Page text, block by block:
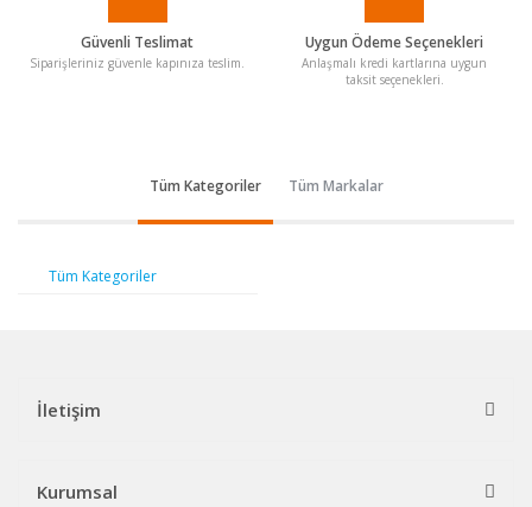
Güvenli Teslimat
Siparişleriniz güvenle kapınıza teslim.
Uygun Ödeme Seçenekleri
Anlaşmalı kredi kartlarına uygun
taksit seçenekleri.
Tüm Kategoriler Tüm Markalar
Tüm Kategoriler
İletişim
Kurumsal